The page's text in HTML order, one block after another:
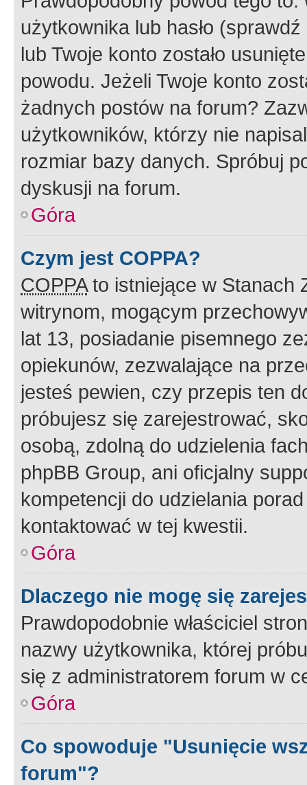
użytkownika lub hasło
lub Twoje konto zostało
powodu. Jeżeli Twoje konto
żadnych postów na forum?
użytkowników, którzy nie
rozmiar bazy danych. Spróbuj
dyskusji na forum.
Góra
Czym jest COPPA?
COPPAto istniejące w Stanach
witrynom, mogącym
lat 13, posiadanie pisemnego
opiekunów, zezwalające na
jesteś pewien, czy przepis ten
próbujesz się zarejestrować,
osobą, zdolną do udzielenia
phpBB Group, ani oficjalny
kompetencji do udzielania
kontaktować w tej kwestii.
Góra
Dlaczego nie mogę się
Prawdopodobnie właściciel
nazwy użytkownika, której
się z administratorem forum w
Góra
Co spowoduje "Usunięcie
forum"?